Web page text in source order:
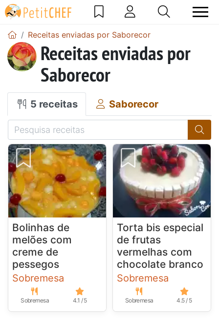
Receitas enviadas por Saborecor
Receitas enviadas por
Saborecor
5 receitas Saborecor
Bolinhas de
melões com
creme de
pessegos
Sobremesa
Sobremesa 4.1 / 5
Torta bis especial
de frutas
vermelhas com
chocolate branco
Sobremesa
Sobremesa 4.5 / 5